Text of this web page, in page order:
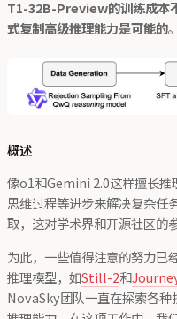
T1-32B-Preview的训练成本
式复制高级推理能力是可能的
概述
像o1和Gemini 2.0这样擅长推
思维过程等进步来解决复杂任
取，这对学术界和开源社区的
为此，一些值得注意的努力已
推理模型，如Still-2和
NovaSky团队一直在探索各